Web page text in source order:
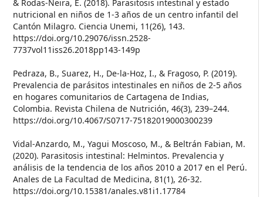
& Rodas-Neira, E. (2018). Parasitosis intestinal y estado
nutricional en niños de 1-3 años de un centro infantil del
Cantón Milagro. Ciencia Unemi, 11(26), 143.
https://doi.org/10.29076/issn.2528-
7737vol11iss26.2018pp143-149p
Pedraza, B., Suarez, H., De-la-Hoz, I., & Fragoso, P. (2019).
Prevalencia de parásitos intestinales en niños de 2-5 años
en hogares comunitarios de Cartagena de Indias,
Colombia. Revista Chilena de Nutrición, 46(3), 239–244.
https://doi.org/10.4067/S0717-75182019000300239
Vidal-Anzardo, M., Yagui Moscoso, M., & Beltrán Fabian, M.
(2020). Parasitosis intestinal: Helmintos. Prevalencia y
análisis de la tendencia de los años 2010 a 2017 en el Perú.
Anales de La Facultad de Medicina, 81(1), 26-32.
https://doi.org/10.15381/anales.v81i1.17784